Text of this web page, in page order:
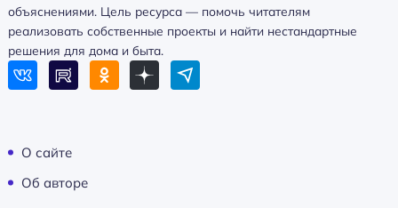
объяснениями. Цель ресурса — помочь читателям
реализовать собственные проекты и найти нестандартные
решения для дома и быта.
О сайте
Об авторе